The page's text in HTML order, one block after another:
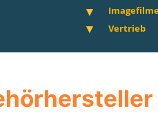
Vertrieb